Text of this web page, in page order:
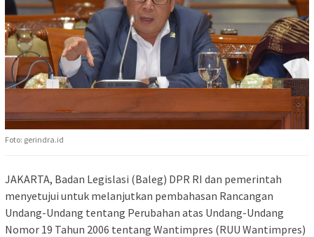
Foto: gerindra.id
JAKARTA, Badan Legislasi (Baleg) DPR RI dan pemerintah
menyetujui untuk melanjutkan pembahasan Rancangan
Undang-Undang tentang Perubahan atas Undang-Undang
Nomor 19 Tahun 2006 tentang Wantimpres (RUU Wantimpres)